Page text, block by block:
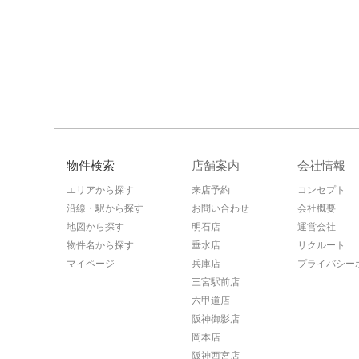
物件検索
エリアから探す
沿線・駅から探す
地図から探す
物件名から探す
マイページ
店舗案内
来店予約
お問い合わせ
明石店
垂水店
兵庫店
三宮駅前店
六甲道店
阪神御影店
岡本店
阪神西宮店
会社情報
コンセプト
会社概要
運営会社
リクルート
プライバシー